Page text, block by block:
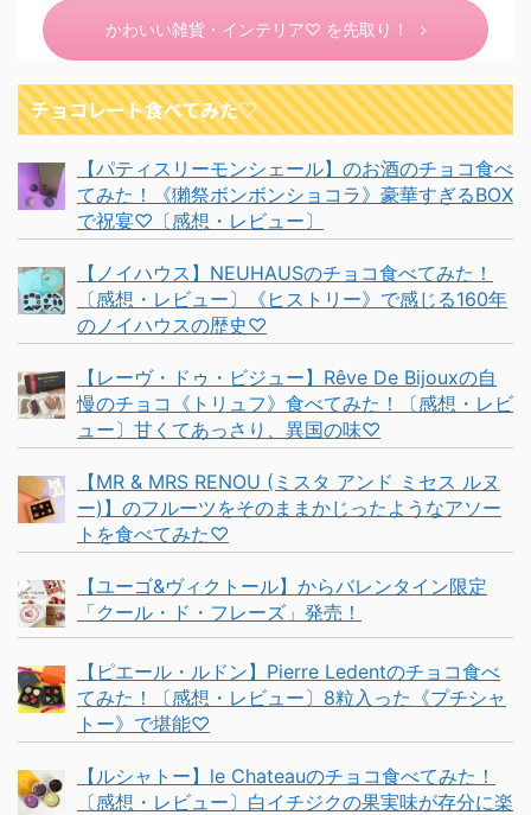
かわいい雑貨・インテリア♡ を先取り！
チョコレート食べてみた♡
【パティスリーモンシェール】のお酒のチョコ食べ
てみた！《獺祭ボンボンショコラ》豪華すぎるBOX
で祝宴♡〔感想・レビュー〕
【ノイハウス】NEUHAUSのチョコ食べてみた！
〔感想・レビュー〕《ヒストリー》で感じる160年
のノイハウスの歴史♡
【レーヴ・ドゥ・ビジュー】Rêve De Bijouxの自
慢のチョコ《トリュフ》食べてみた！〔感想・レビ
ュー〕甘くてあっさり、異国の味♡
【MR & MRS RENOU (ミスタ アンド ミセス ルヌ
ー)】のフルーツをそのままかじったようなアソー
トを食べてみた♡
【ユーゴ&ヴィクトール】からバレンタイン限定
「クール・ド・フレーズ」発売！
【ピエール・ルドン】Pierre Ledentのチョコ食べ
てみた！〔感想・レビュー〕8粒入った《プチシャ
トー》で堪能♡
【ルシャトー】le Chateauのチョコ食べてみた！
〔感想・レビュー〕白イチジクの果実味が存分に楽